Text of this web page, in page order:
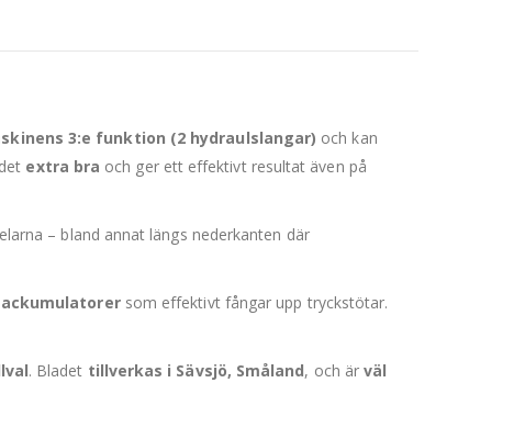
3:e funktion (2 hydraulslangar) och kan
extra bra och ger ett effektivt resultat även på
– bland annat längs nederkanten där
ackumulatorersom effektivt fångar upp tryckstötar.
. Bladet tillverkas i Sävsjö, Småland, och ärväl